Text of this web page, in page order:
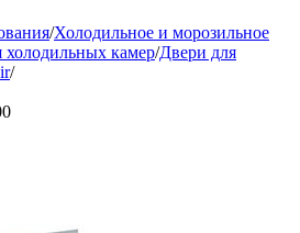
/Холодильное и морозильное
холодильных камер/Двери для
/